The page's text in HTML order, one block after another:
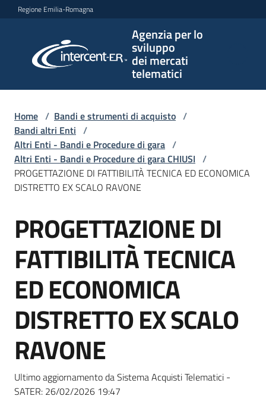
Vai al contenuto
Vai alla navigazione
Vai al footer
Regione Emilia-Romagna
Agenzia per lo
sviluppo
dei mercati
telematici
per lo
sviluppo
telematici
L'Agenzia
Bandi
e
di
Supporto
telematiche
Home / Bandi e strumenti di acquisto /
Bandi altri Enti /
Altri Enti - Bandi e Procedure di gara /
Altri Enti - Bandi e Procedure di gara CHIUSI /
PROGETTAZIONE DI FATTIBILITÀ TECNICA ED ECONOMICA
DISTRETTO EX SCALO RAVONE
Salta al contenuto
PROGETTAZIONE DI
FATTIBILITÀ TECNICA
ED ECONOMICA
DISTRETTO EX SCALO
RAVONE
Ultimo aggiornamento da Sistema Acquisti Telematici -
SATER: 26/02/2026 19:47